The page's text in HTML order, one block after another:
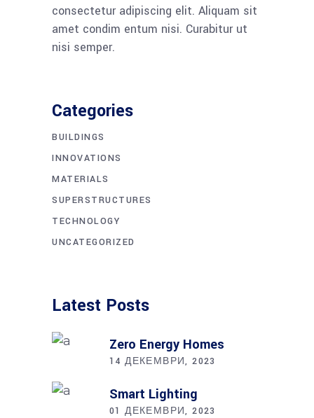
consectetur adipiscing elit. Aliquam sit
amet condim entum nisi. Curabitur ut
nisi semper.
Categories
BUILDINGS
INNOVATIONS
MATERIALS
SUPERSTRUCTURES
TECHNOLOGY
UNCATEGORIZED
Latest Posts
Zero Energy Homes
14 ДЕКЕМВРИ, 2023
Smart Lighting
01 ДЕКЕМВРИ, 2023